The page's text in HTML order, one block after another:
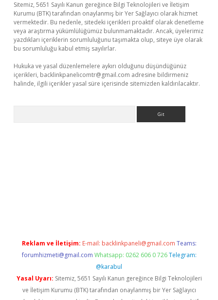
Sitemiz, 5651 Sayılı Kanun gereğince Bilgi Teknolojileri ve İletişim
Kurumu (BTK) tarafından onaylanmış bir Yer Sağlayıcı olarak hizmet
vermektedir. Bu nedenle, sitedeki içerikleri proaktif olarak denetleme
veya araştırma yükümlülüğümüz bulunmamaktadır. Ancak, üyelerimiz
yazdıkları içeriklerin sorumluluğunu taşımakta olup, siteye üye olarak
bu sorumluluğu kabul etmiş sayılırlar.
Hukuka ve yasal düzenlemelere aykırı olduğunu düşündüğünüz
içerikleri, backlinkpanelicomtr@gmail.com adresine bildirmeniz
halinde, ilgili içerikler yasal süre içerisinde sitemizden kaldırılacaktır.
Reklam ve İletişim: E-mail: backlinkpaneli@gmail.com Teams:
forumhizmeti@gmail.com Whatsapp: 0262 606 0 726 Telegram:
@karabul
Yasal Uyarı: Sitemiz, 5651 Sayılı Kanun gereğince Bilgi Teknolojileri
ve İletişim Kurumu (BTK) tarafından onaylanmış bir Yer Sağlayıcı